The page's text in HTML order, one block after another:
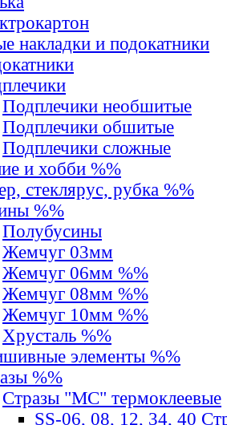
накладки и подокатники
Подплечики необшитые
Подплечики обшитые
Подплечики сложные
и хобби %%
стеклярус, рубка %%
%%
Полубусины
Жемчуг 03мм
Жемчуг 06мм %%
Жемчуг 08мм %%
Жемчуг 10мм %%
Хрусталь %%
элементы %%
%%
Стразы "MС" термоклеевые
SS-06, 08, 12, 34, 40